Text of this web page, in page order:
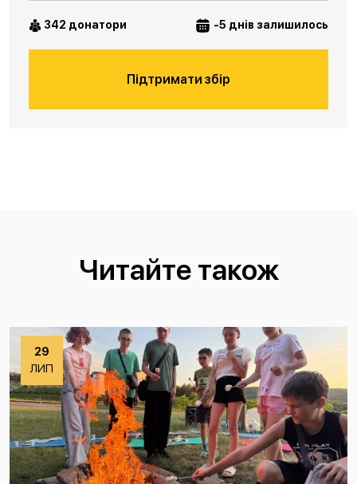
342 донатори -5 днів залишилось
Підтримати збір
Читайте також
29
ЛИП